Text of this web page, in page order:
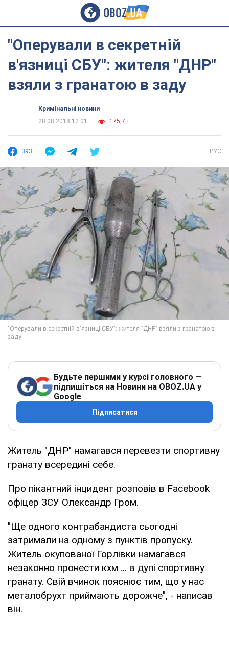
"Оперували в секретній
в'язниці СБУ": жителя "ДНР"
взяли з гранатою в заду
Кримінальні новини
28.08.2018 12:01
175,7 т.
393 РУС
Будьте першими у курсі головного —
підпишіться на Новини на OBOZ.UA у
Google
Підписатися
Житель "ДНР" намагався перевезти спортивну
гранату всередині себе.
Про пікантний інцидент розповів в Facebook
офіцер ЗСУ Олександр Гром.
"Ще одного контрабандиста сьогодні
затримали на одному з пунктів пропуску.
Житель окупованої Горлівки намагався
незаконно пронести кхм ... в дупі спортивну
гранату. Свій вчинок пояснює тим, що у нас
металобрухт приймають дорожче", - написав
він.